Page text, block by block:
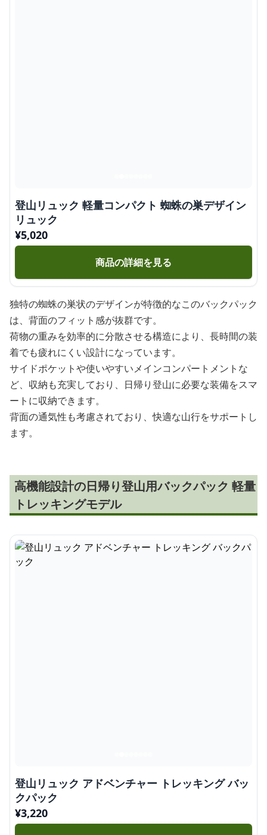
登山リュック 軽量コンパクト 蜘蛛の巣デザイン
リュック
¥5,020
商品の詳細を見る
独特の蜘蛛の巣状のデザインが特徴的なこのバックパック
は、背面のフィット感が抜群です。
荷物の重みを効率的に分散させる構造により、長時間の装
着でも疲れにくい設計になっています。
サイドポケットや使いやすいメインコンパートメントな
ど、収納も充実しており、日帰り登山に必要な装備をスマ
ートに収納できます。
背面の通気性も考慮されており、快適な山行をサポートし
ます。
高機能設計の日帰り登山用バックパック 軽量
トレッキングモデル
登山リュック アドベンチャー トレッキング バッ
クパック
¥3,220